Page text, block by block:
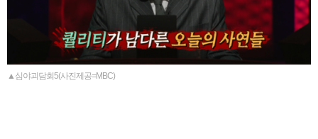
▲심야괴담회5(사진제공=MBC)